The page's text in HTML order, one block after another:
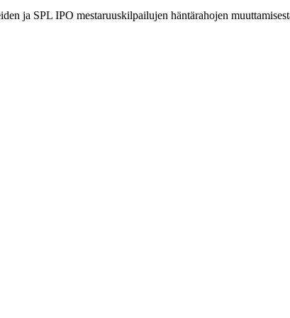
ja SPL IPO mestaruuskilpailujen häntärahojen